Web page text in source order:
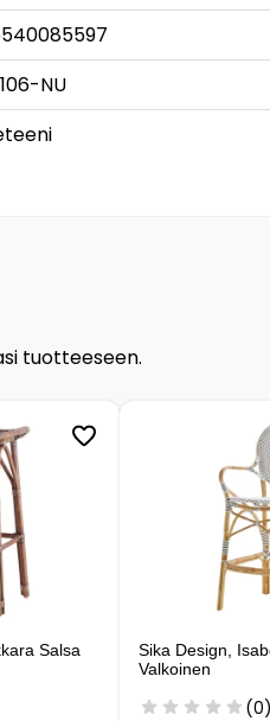
NU
tuotteeseen.
Salsa
Sika Design,
Valkoinen
(0)